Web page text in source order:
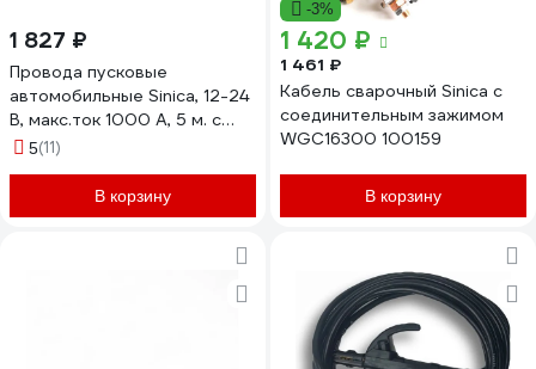
1 827 ₽
Провода пусковые
автомобильные Sinica, 12-24
В, макс.ток 1000 А, 5 м. с
медными клеммами, в
исполнении 100212
5(11)
В корзину
-3%
1 420 ₽
1 461 ₽
Кабель сварочный Sinica с
соединительным зажимом
WGC16300 100159
В корзину